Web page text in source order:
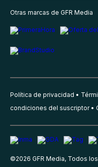
Otras marcas de GFR Media
Política de privacidad
condiciones del suscriptor
©2026 GFR Media, Todos